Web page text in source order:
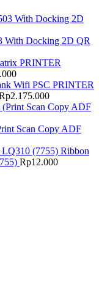
With Docking 2D QR
PRINTER
PRINTER
2.175.000
Scan Copy ADF
Ribbon
Rp12.000